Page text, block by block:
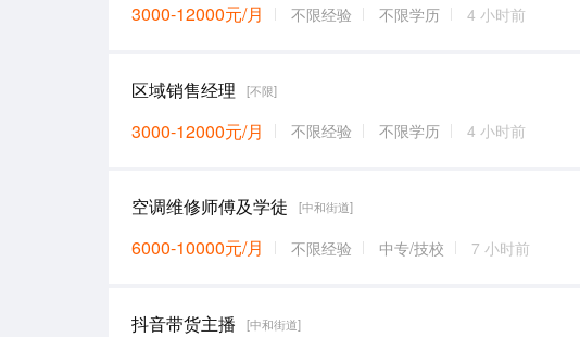
3000-12000元/月 不限经验 不限学历 4 小时前
区域销售经理 [不限]
3000-12000元/月 不限经验 不限学历 4 小时前
空调维修师傅及学徒 [中和街道]
6000-10000元/月 不限经验 中专/技校 7 小时前
抖音带货主播 [中和街道]